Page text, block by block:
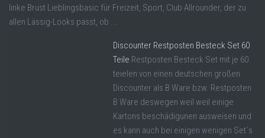
linke Brust Lieblingsbasic für Freizeit, Sport, Club Allrounder, der zu
allen Lässig-Looks passt, ob ...
Discounter Restposten Besteck Set 60
Teile Restposten Besteck Set mit je 60
teielen von einen deutschen großen
Discounter als B Ware bzw. Restposten
B Ware deswegen weil weil einige
Kartons beschädigunen ausweisen und
es kann auch bei einigen wenigen Set´s